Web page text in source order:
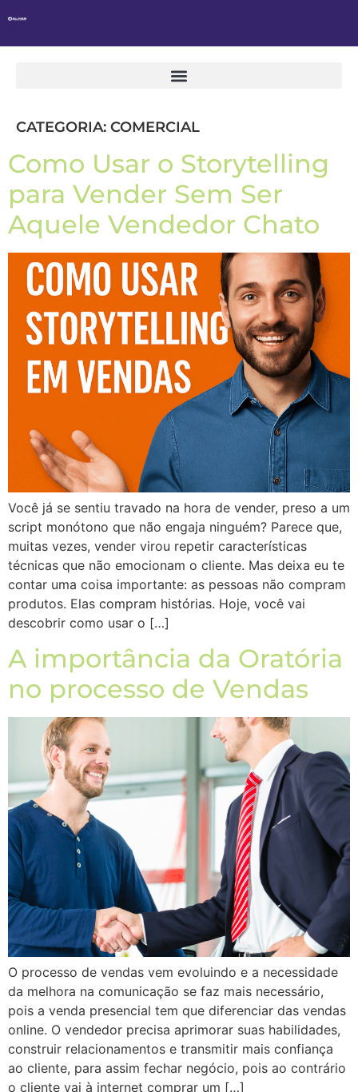
CATEGORIA: COMERCIAL
Como Usar o Storytelling
para Vender Sem Ser
Aquele Vendedor Chato
Você já se sentiu travado na hora de vender, preso a um
script monótono que não engaja ninguém? Parece que,
muitas vezes, vender virou repetir características
técnicas que não emocionam o cliente. Mas deixa eu te
contar uma coisa importante: as pessoas não compram
produtos. Elas compram histórias. Hoje, você vai
descobrir como usar o […]
A importância da Oratória
no processo de Vendas
O processo de vendas vem evoluindo e a necessidade
da melhora na comunicação se faz mais necessário,
pois a venda presencial tem que diferenciar das vendas
online. O vendedor precisa aprimorar suas habilidades,
construir relacionamentos e transmitir mais confiança
ao cliente, para assim fechar negócio, pois ao contrário
o cliente vai à internet comprar um […]